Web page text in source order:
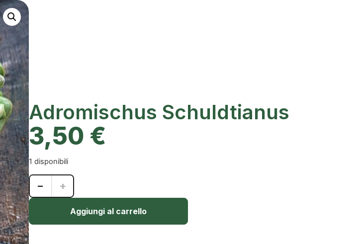
Adromischus Schuldtianus
3,50 €
1 disponibili
− +
Aggiungi al carrello